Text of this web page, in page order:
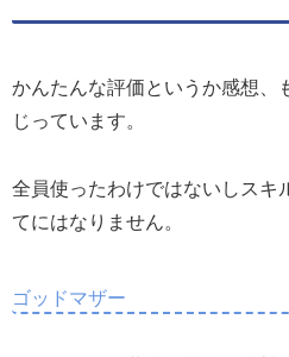
かんたんな評価というか感想、
じっています。
全員使ったわけではないしスキ
てにはなりません。
ゴッドマザー